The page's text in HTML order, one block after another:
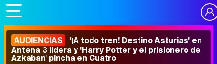
AUDIENCIAS '¡A todo tren! Destino Asturias' en
Antena 3 lidera y 'Harry Potter y el prisionero de
Azkaban' pincha en Cuatro